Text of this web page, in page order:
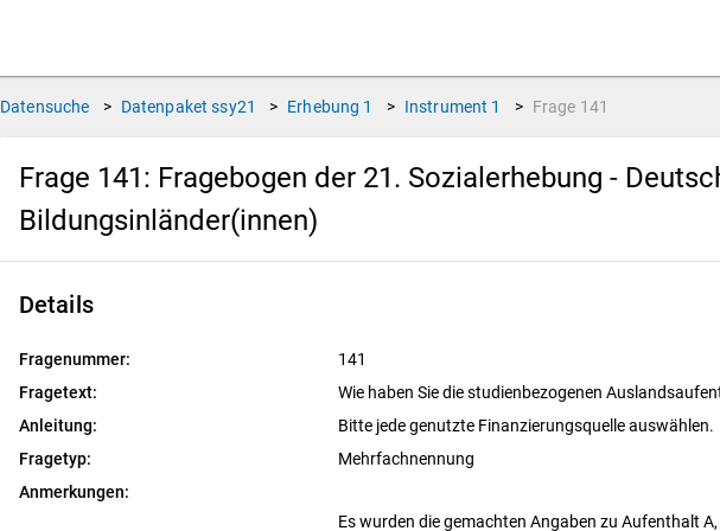
Datensuche > Datenpaket ssy21 > Erhebung 1 > Instrument 1 > Frage 141
Frage 141: Fragebogen der 21. Sozialerhebung -
Bildungsinländer(innen)
Details
Fragenummer:
141
Fragetext:
Wie haben Sie die studienbezogenen
Anleitung:
Bitte jede genutzte Finanzierungsquelle auswählen.
Fragetyp:
Mehrfachnennung
Anmerkungen:
Es wurden die gemachten Angaben zu Aufenthalt